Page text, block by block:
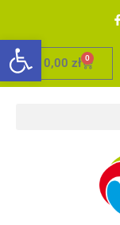
Otwórz
0,00 zł 0